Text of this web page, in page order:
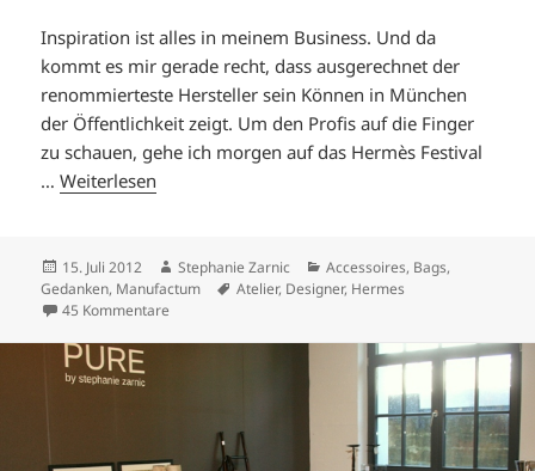
Inspiration ist alles in meinem Business. Und da
kommt es mir gerade recht, dass ausgerechnet der
renommierteste Hersteller sein Können in München
der Öffentlichkeit zeigt. Um den Profis auf die Finger
zu schauen, gehe ich morgen auf das Hermès Festival
…Weiterlesen
Veröffentlicht
am
15. Juli 2012 Autor
Stephanie Zarnic Kategorien
Accessoires, Bags,
Gedanken, Manufactum Schlagwörter
Atelier, Designer, Hermes
45 Kommentare